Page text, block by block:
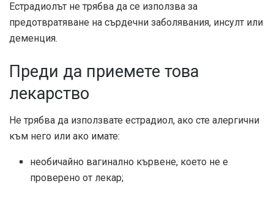
Естрадиолът не трябва да се използва за
предотвратяване на сърдечни заболявания, инсулт или
деменция.
Преди да приемете това
лекарство
Не трябва да използвате естрадиол, ако сте алергични
към него или ако имате:
необичайно вагинално кървене, което не е
проверено от лекар;